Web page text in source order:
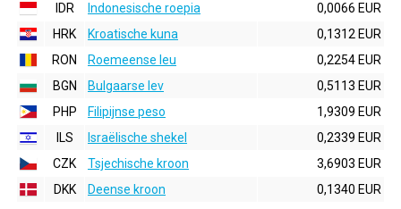
IDR
Indonesische roepia
0,0066 EUR
HRK
Kroatische kuna
0,1312 EUR
RON
Roemeense leu
0,2254 EUR
BGN
Bulgaarse lev
0,5113 EUR
PHP
Filipijnse peso
1,9309 EUR
ILS
Israëlische shekel
0,2339 EUR
CZK
Tsjechische kroon
3,6903 EUR
DKK
Deense kroon 0,1340 EUR